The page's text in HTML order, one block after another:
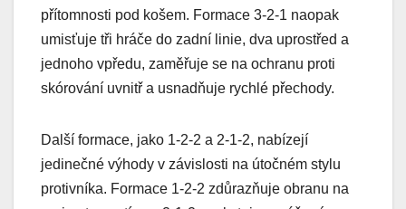
přítomnosti pod košem. Formace 3-2-1 naopak
umisťuje tři hráče do zadní linie, dva uprostřed a
jednoho vpředu, zaměřuje se na ochranu proti
skórování uvnitř a usnadňuje rychlé přechody.
Další formace, jako 1-2-2 a 2-1-2, nabízejí
jedinečné výhody v závislosti na útočném stylu
protivníka. Formace 1-2-2 zdůrazňuje obranu na